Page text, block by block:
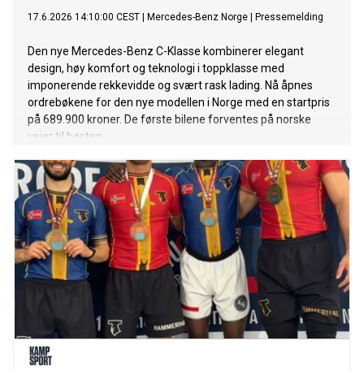
17.6.2026 14:10:00 CEST Mercedes-Benz Norge Pressemelding
Den nye Mercedes-Benz C-Klasse kombinerer elegant
design, høy komfort og teknologi i toppklasse med
imponerende rekkevidde og svært rask lading. Nå åpnes
ordrebøkene for den nye modellen i Norge med en startpris
på 689.900 kroner. De første bilene forventes på norske
veier til høsten.